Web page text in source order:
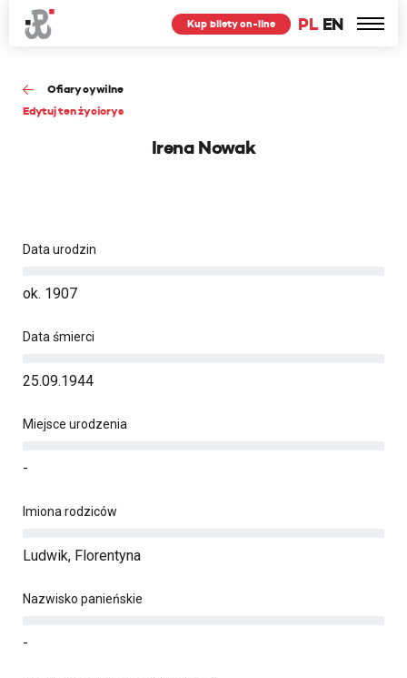
PL EN
Kup bilety on-line
Ofiary cywilne
Edytuj ten życiorys
Irena Nowak
Data urodzin
ok. 1907
Data śmierci
25.09.1944
Miejsce urodzenia
-
Imiona rodziców
Ludwik, Florentyna
Nazwisko panieńskie
-